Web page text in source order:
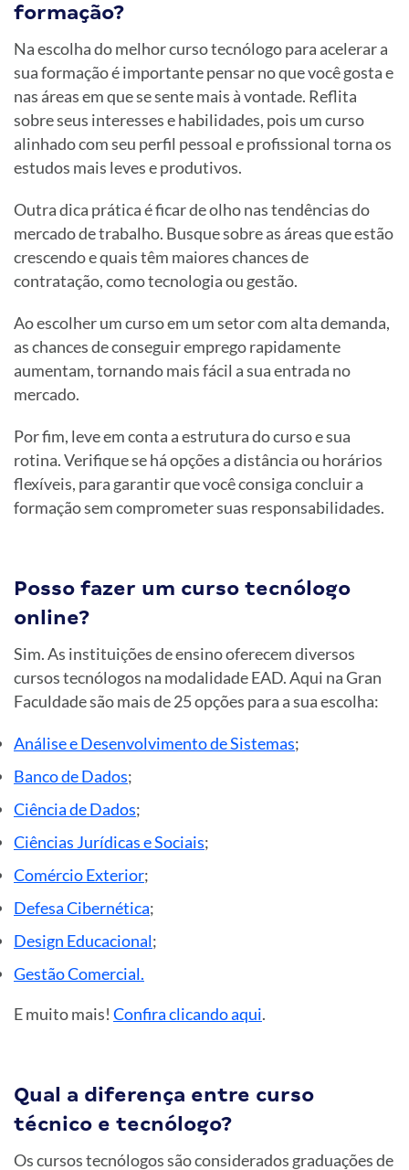
formação?
Na escolha do melhor curso tecnólogo para acelerar a
sua formação é importante pensar no que você gosta e
nas áreas em que se sente mais à vontade. Reflita
sobre seus interesses e habilidades, pois um curso
alinhado com seu perfil pessoal e profissional torna os
estudos mais leves e produtivos.
Outra dica prática é ficar de olho nas tendências do
mercado de trabalho. Busque sobre as áreas que estão
crescendo e quais têm maiores chances de
contratação, como tecnologia ou gestão.
Ao escolher um curso em um setor com alta demanda,
as chances de conseguir emprego rapidamente
aumentam, tornando mais fácil a sua entrada no
mercado.
Por fim, leve em conta a estrutura do curso e sua
rotina. Verifique se há opções a distância ou horários
flexíveis, para garantir que você consiga concluir a
formação sem comprometer suas responsabilidades.
Posso fazer um curso tecnólogo
online?
Sim. As instituições de ensino oferecem diversos
cursos tecnólogos na modalidade EAD. Aqui na Gran
Faculdade são mais de 25 opções para a sua escolha:
Análise e Desenvolvimento de Sistemas;
Banco de Dados;
Ciência de Dados;
Ciências Jurídicas e Sociais;
Comércio Exterior;
Defesa Cibernética;
Design Educacional;
Gestão Comercial.
E muito mais! Confira clicando aqui.
Qual a diferença entre curso
técnico e tecnólogo?
Os cursos tecnólogos são considerados graduações de